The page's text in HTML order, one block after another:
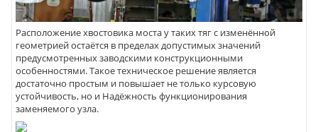
Расположение хвостовика моста у таких тяг с изменённой
геометрией остаётся в пределах допустимых значений
предусмотренных заводскими конструкционными
особенностями. Такое техническое решение является
достаточно простым и повышает не только курсовую
устойчивость, но и Надёжность функционирования
заменяемого узла.